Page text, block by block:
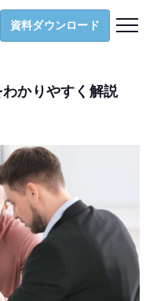
資料ダウンロード
お問い合わせ
資料ダウンロード
かりやすく解説